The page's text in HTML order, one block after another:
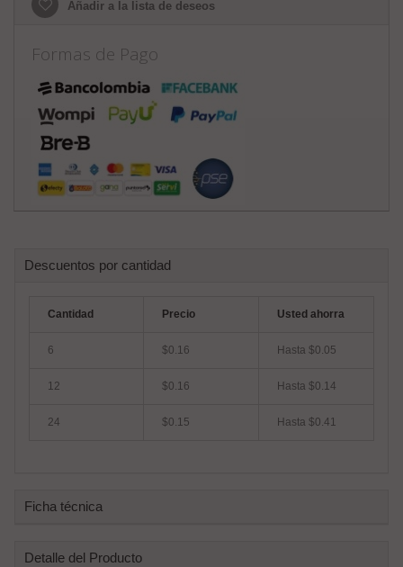
Añadir a la lista de deseos
Formas de Pago
Descuentos por cantidad
Cantidad Precio Usted ahorra
6 $0.16 Hasta $0.05
12 $0.16 Hasta $0.14
24 $0.15 Hasta $0.41
Ficha técnica
Detalle del Producto